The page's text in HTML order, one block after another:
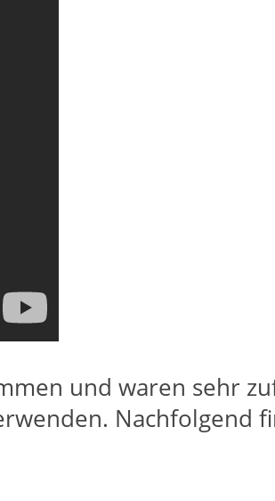
und waren sehr
Nachfolgend